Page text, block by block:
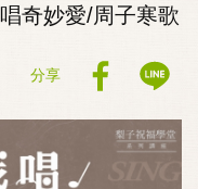
奇妙愛/周子寒歌
分享